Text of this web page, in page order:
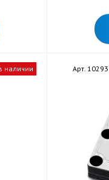
наличии Арт. 10293